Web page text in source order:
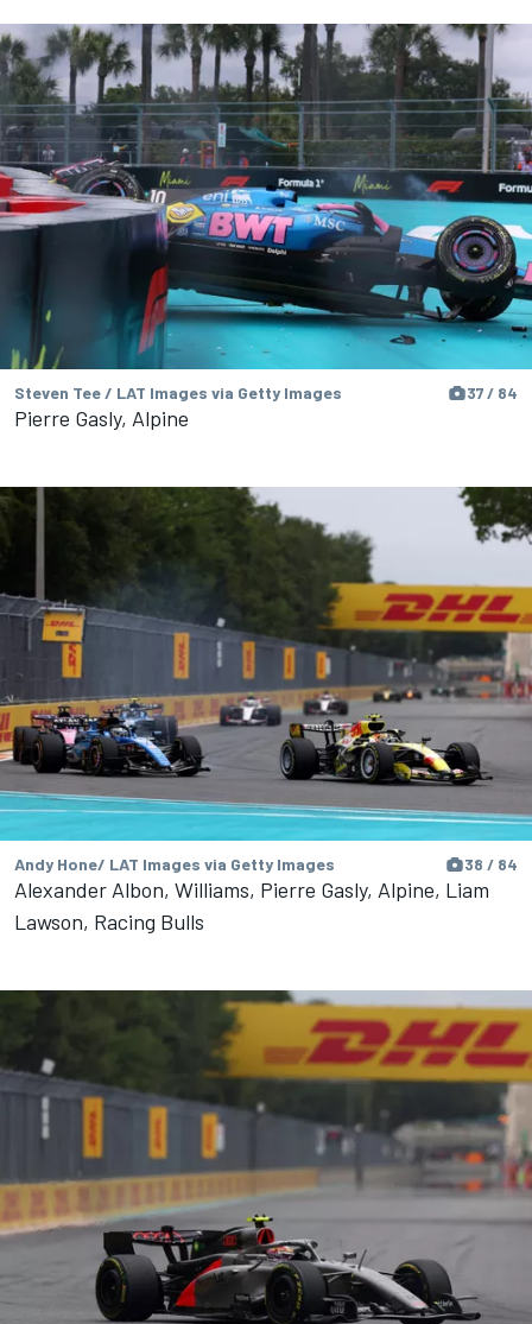
Steven Tee / LAT Images via Getty Images 37 / 84
Pierre Gasly, Alpine
Andy Hone/ LAT Images via Getty Images 38 / 84
Alexander Albon, Williams, Pierre Gasly, Alpine, Liam
Lawson, Racing Bulls